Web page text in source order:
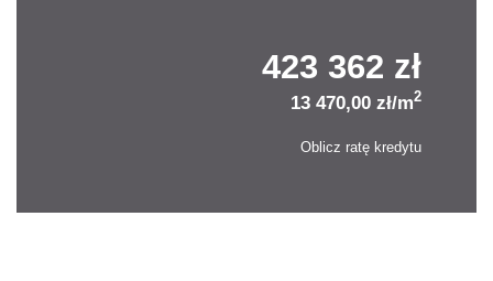
423 362 zł
13 470,00 zł/m2
Oblicz ratę kredytu